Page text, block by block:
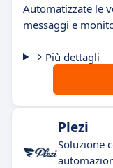
Automatizzate le
messaggi e
Più dettagli
Plezi
Soluzione